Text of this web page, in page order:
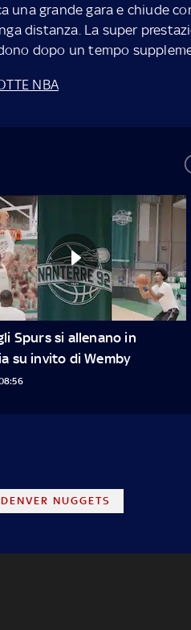
una grande gara e chiude
distanza. La super
dopo un tempo
NBA
Spurs si allenano in
su invito di Wemby
DENVER NUGGETS